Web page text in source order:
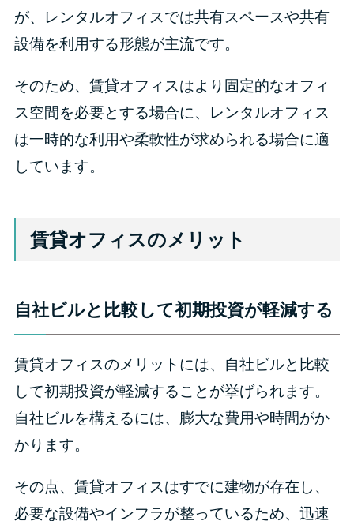
が、レンタルオフィスでは共有スペースや共有
設備を利用する形態が主流です。
そのため、賃貸オフィスはより固定的なオフィ
ス空間を必要とする場合に、レンタルオフィス
は一時的な利用や柔軟性が求められる場合に適
しています。
賃貸オフィスのメリット
自社ビルと比較して初期投資が軽減する
賃貸オフィスのメリットには、自社ビルと比較
して初期投資が軽減することが挙げられます。
自社ビルを構えるには、膨大な費用や時間がか
かります。
その点、賃貸オフィスはすでに建物が存在し、
必要な設備やインフラが整っているため、迅速